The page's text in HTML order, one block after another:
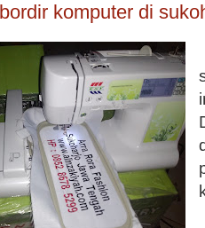
komputer di